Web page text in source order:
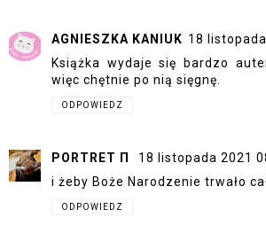
AGNIESZKA KANIUK 18
Książka wydaje się bardzo
więc chętnie po nią sięgnę.
ODPOWIEDZ
PORTRET Π
18 listopada 2021
i żeby Boże Narodzenie trwało
ODPOWIEDZ